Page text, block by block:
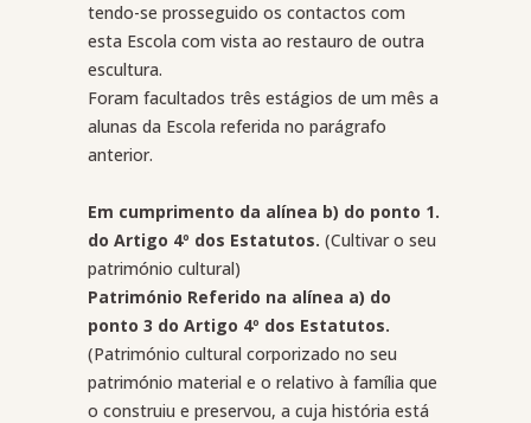
tendo-se prosseguido os contactos com
esta Escola com vista ao restauro de outra
escultura.
Foram facultados três estágios de um mês a
alunas da Escola referida no parágrafo
anterior.
Em cumprimento da alínea b) do ponto 1.
do Artigo 4º dos Estatutos. (Cultivar o seu
património cultural)
Património Referido na alínea a) do
ponto 3 do Artigo 4º dos Estatutos.
(Património cultural corporizado no seu
património material e o relativo à família que
o construiu e preservou, a cuja história está